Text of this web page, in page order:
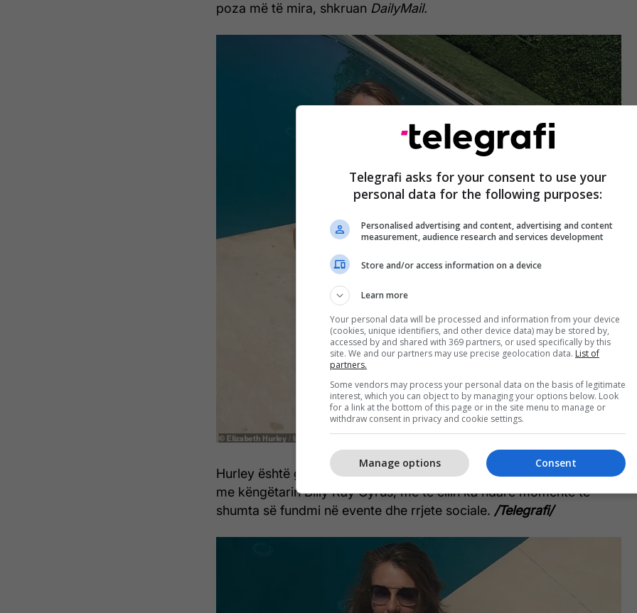
poza më të mira, shkruan DailyMail.
Hurley është gjithashtu në qendër të vëmendjes për romancën e saj
me këngëtarin Billy Ray Cyrus, me të cilin ka ndarë momente të
shumta së fundmi në evente dhe rrjete sociale. /Telegrafi/
Telegrafi asks for your consent to use your
personal data for the following purposes:
Personalised advertising and content, advertising and content
measurement, audience research and services development
Store and/or access information on a device
Learn more
Your personal data will be processed and information from your device
(cookies, unique identifiers, and other device data) may be stored by,
accessed by and shared with 369 partners, or used specifically by this
site. We and our partners may use precise geolocation data. List of
partners.
Some vendors may process your personal data on the basis of legitimate
interest, which you can object to by managing your options below. Look
for a link at the bottom of this page or in the site menu to manage or
withdraw consent in privacy and cookie settings.
Consent
Manage options